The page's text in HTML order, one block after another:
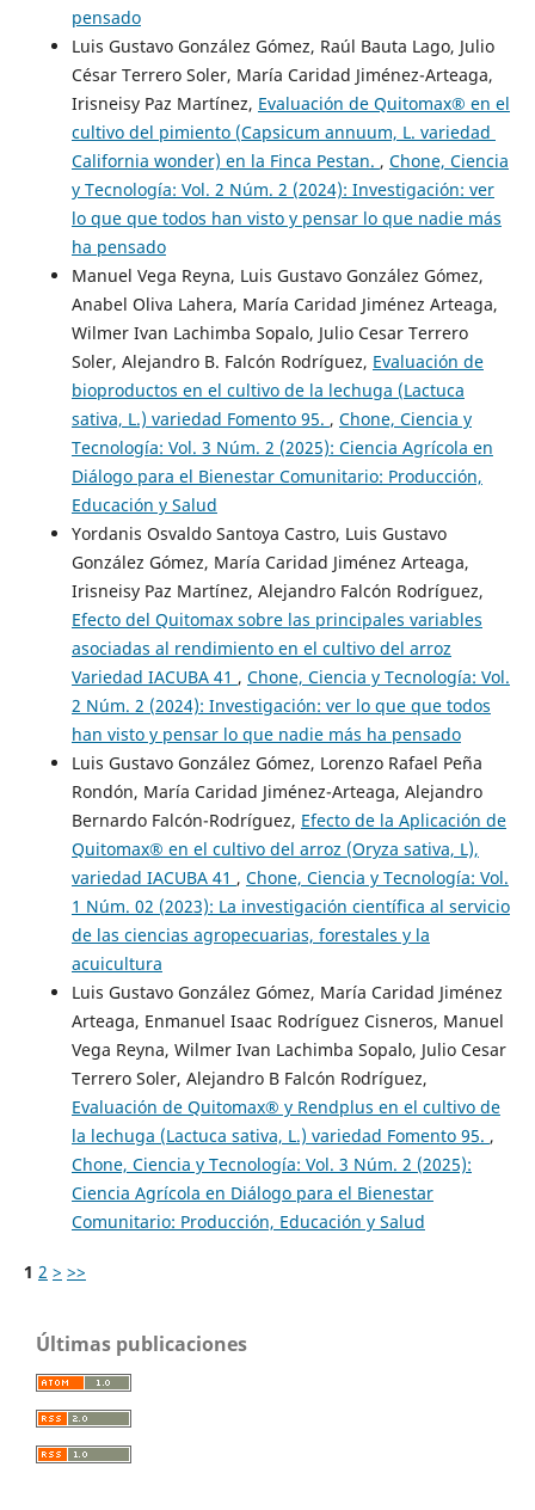
pensado
Luis Gustavo González Gómez, Raúl Bauta Lago, Julio
César Terrero Soler, María Caridad Jiménez-Arteaga,
Irisneisy Paz Martínez, Evaluación de Quitomax® en el
cultivo del pimiento (Capsicum annuum, L. variedad
California wonder) en la Finca Pestan. , Chone, Ciencia
y Tecnología: Vol. 2 Núm. 2 (2024): Investigación: ver
lo que que todos han visto y pensar lo que nadie más
ha pensado
Manuel Vega Reyna, Luis Gustavo González Gómez,
Anabel Oliva Lahera, María Caridad Jiménez Arteaga,
Wilmer Ivan Lachimba Sopalo, Julio Cesar Terrero
Soler, Alejandro B. Falcón Rodríguez, Evaluación de
bioproductos en el cultivo de la lechuga (Lactuca
sativa, L.) variedad Fomento 95. , Chone, Ciencia y
Tecnología: Vol. 3 Núm. 2 (2025): Ciencia Agrícola en
Diálogo para el Bienestar Comunitario: Producción,
Educación y Salud
Yordanis Osvaldo Santoya Castro, Luis Gustavo
González Gómez, María Caridad Jiménez Arteaga,
Irisneisy Paz Martínez, Alejandro Falcón Rodríguez,
Efecto del Quitomax sobre las principales variables
asociadas al rendimiento en el cultivo del arroz
Variedad IACUBA 41 , Chone, Ciencia y Tecnología: Vol.
2 Núm. 2 (2024): Investigación: ver lo que que todos
han visto y pensar lo que nadie más ha pensado
Luis Gustavo González Gómez, Lorenzo Rafael Peña
Rondón, María Caridad Jiménez-Arteaga, Alejandro
Bernardo Falcón-Rodríguez, Efecto de la Aplicación de
Quitomax® en el cultivo del arroz (Oryza sativa, L),
variedad IACUBA 41 , Chone, Ciencia y Tecnología: Vol.
1 Núm. 02 (2023): La investigación científica al servicio
de las ciencias agropecuarias, forestales y la
acuicultura
Luis Gustavo González Gómez, María Caridad Jiménez
Arteaga, Enmanuel Isaac Rodríguez Cisneros, Manuel
Vega Reyna, Wilmer Ivan Lachimba Sopalo, Julio Cesar
Terrero Soler, Alejandro B Falcón Rodríguez,
Evaluación de Quitomax® y Rendplus en el cultivo de
la lechuga (Lactuca sativa, L.) variedad Fomento 95. ,
Chone, Ciencia y Tecnología: Vol. 3 Núm. 2 (2025):
Ciencia Agrícola en Diálogo para el Bienestar
Comunitario: Producción, Educación y Salud
1 2 > >>
Últimas publicaciones